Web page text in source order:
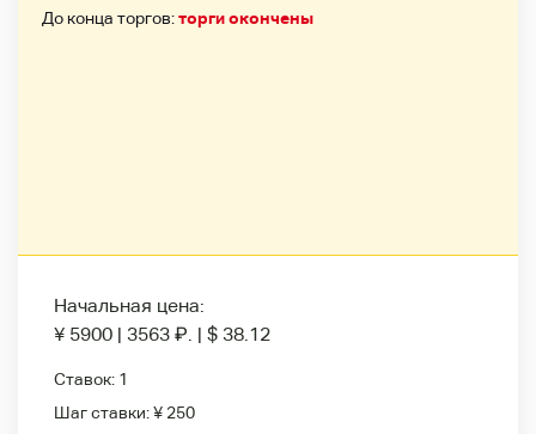
До конца торгов:торги окончены
Начальная цена:
¥ 5900 | 3563 ₽ | $ 38.12
Ставок: 1
Шаг ставки:¥ 250